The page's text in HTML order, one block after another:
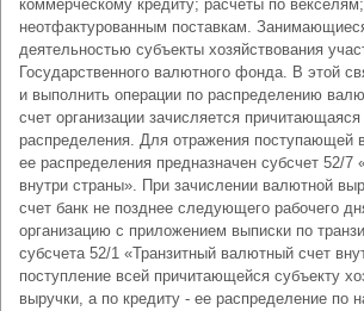
коммерческому кредиту; расчеты по
неотфактурованным поставкам.
деятельностью субъекты хозяйствования
Государственного валютного фонда. В этой
и выполнить операции по распределению
счет организации зачисляется
распределения. Для отражения поступающей
ее распределения предназначен субсчет 52/7
внутри страны». При зачислении валютной
счет банк не позднее следующего рабочего
организацию с приложением выписки по
субсчета 52/1 «Транзитный валютный счет
поступление всей причитающейся субъекту
выручки, а по кредиту - ее распределение по